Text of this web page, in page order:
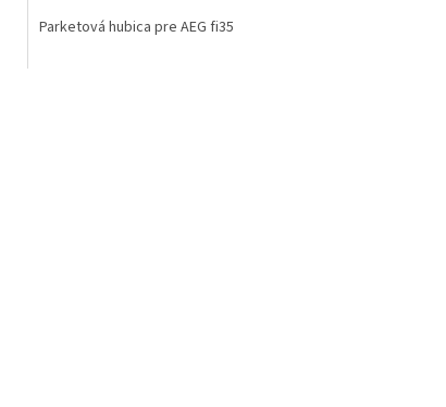
Parketová hubica pre AEG fi35